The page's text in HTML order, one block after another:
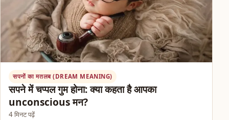
सपनों का मतलब (DREAM MEANING)
सपने में चप्पल गुम होना: क्या कहता है आपका
unconscious मन?
4 मिनट पढ़ें